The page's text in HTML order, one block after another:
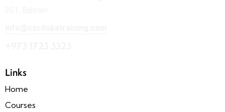
Links
Home
Courses